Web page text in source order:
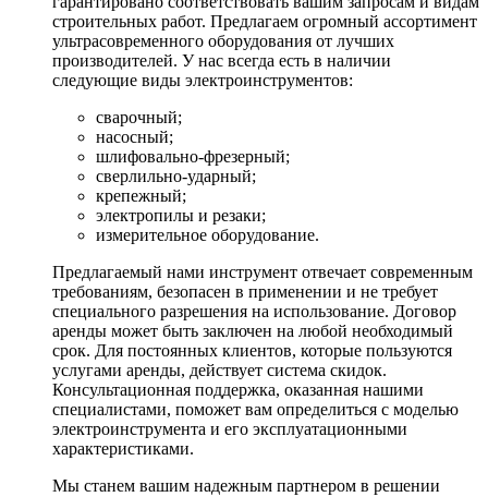
строительных работ. Предлагаем огромный ассортимент
ультрасовременного оборудования от лучших
производителей. У нас всегда есть в наличии
следующие виды электроинструментов:
сварочный;
насосный;
шлифовально-фрезерный;
сверлильно-ударный;
крепежный;
электропилы и резаки;
измерительное оборудование.
Предлагаемый нами инструмент отвечает современным
требованиям, безопасен в применении и не требует
специального разрешения на использование. Договор
аренды может быть заключен на любой необходимый
срок. Для постоянных клиентов, которые пользуются
услугами аренды, действует система скидок.
Консультационная поддержка, оказанная нашими
специалистами, поможет вам определиться с моделью
электроинструмента и его эксплуатационными
характеристиками.
Мы станем вашим надежным партнером в решении